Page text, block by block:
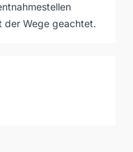
der Wege geachtet.